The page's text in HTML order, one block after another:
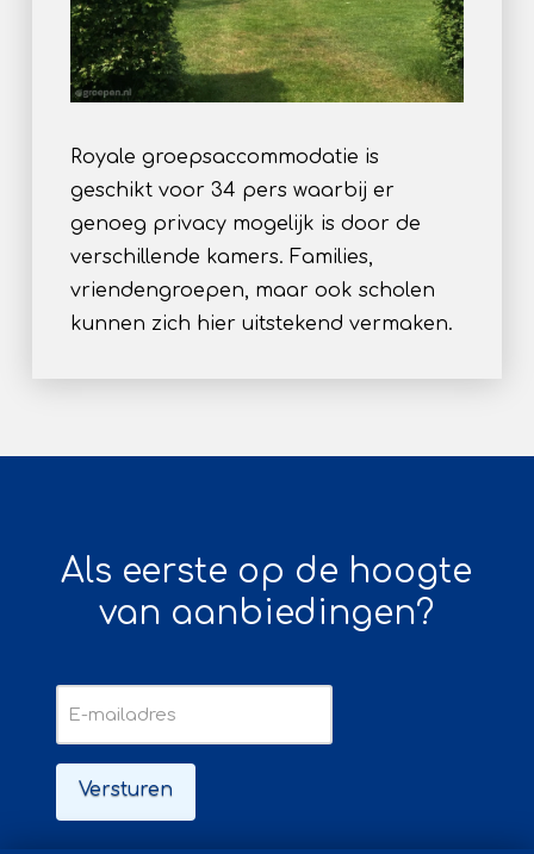
Royale groepsaccommodatie is
geschikt voor 34 pers waarbij er
genoeg privacy mogelijk is door de
verschillende kamers. Families,
vriendengroepen, maar ook scholen
kunnen zich hier uitstekend vermaken.
Als eerste op de hoogte
van aanbiedingen?